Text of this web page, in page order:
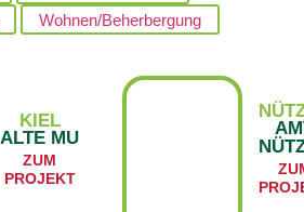
Wohnen/Beherbergung
KIEL
ALTE MU
ZUM
PROJEKT